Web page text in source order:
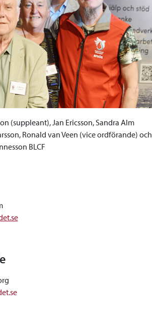
(suppleant), Jan Ericsson, Sandra Alm
Ronald van Veen (vice ordförande) och
BLCF